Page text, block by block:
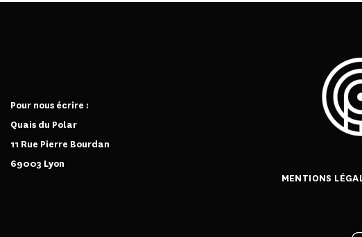
Pour nous écrire :
Quais du Polar
11 Rue Pierre Bourdan
69003 Lyon
MENTIONS